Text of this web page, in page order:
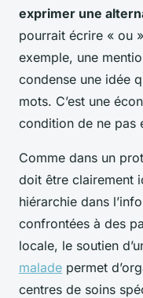
exprimer une
pourrait écrire « ou
exemple, une
condense une idée
mots. C’est une
condition de ne pas
Comme dans un
doit être clairement
hiérarchie dans
confrontées à des
locale, le soutien
malade permet
centres de soins